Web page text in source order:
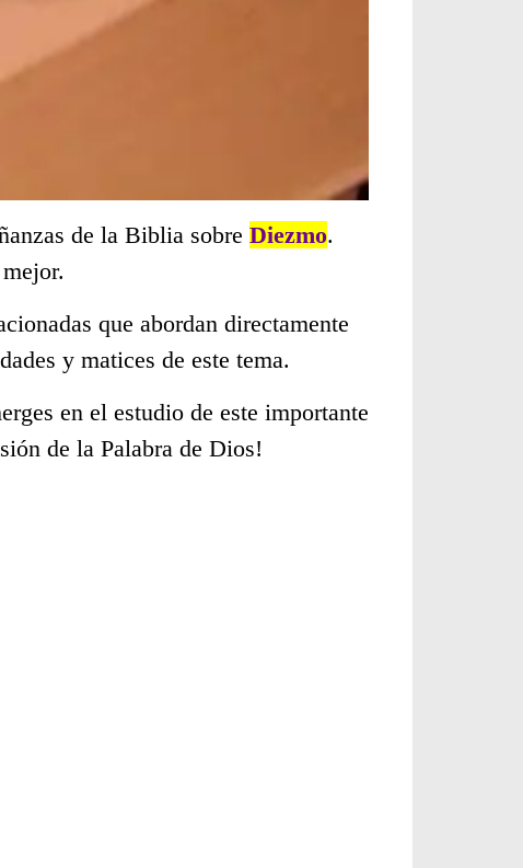
de la Biblia sobre Diezmo.
que abordan directamente
y matices de este tema.
en el estudio de este importante
de la Palabra de Dios!